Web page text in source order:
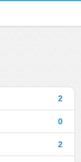
2
0
2